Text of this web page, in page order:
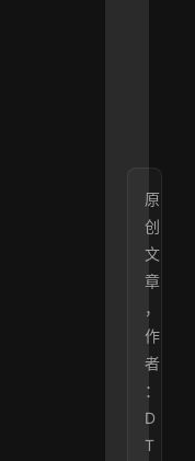
原
创
文
章
，
作
者
：
D
T